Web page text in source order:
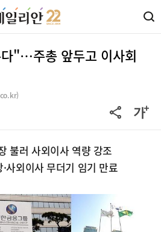
"…주총 앞두고 이사회
불러 사외이사 역량 강조
사외이사 무더기 임기 만료